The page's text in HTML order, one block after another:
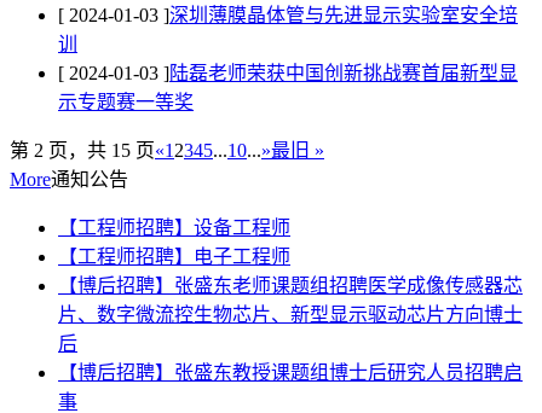
[ 2024-01-03 ]深圳薄膜晶体管与先进显示实验室安全培
训
[ 2024-01-03 ]陆磊老师荣获中国创新挑战赛首届新型显
示专题赛一等奖
第 2 页，共 15 页«1 2345...10...»最旧 »
More通知公告
【工程师招聘】设备工程师
【工程师招聘】电子工程师
【博后招聘】张盛东老师课题组招聘医学成像传感器芯
片、数字微流控生物芯片、新型显示驱动芯片方向博士
后
【博后招聘】张盛东教授课题组博士后研究人员招聘启
事